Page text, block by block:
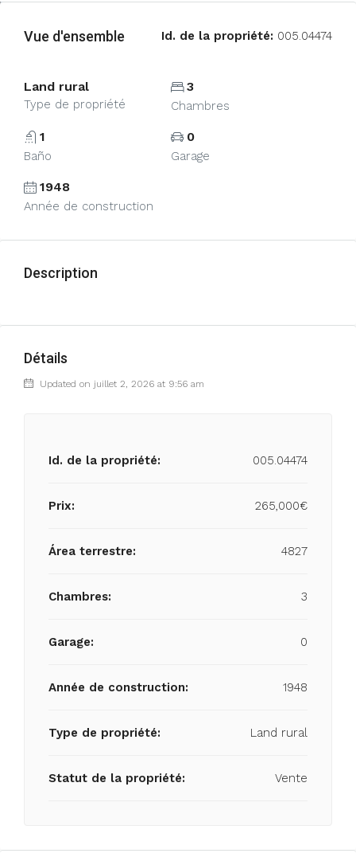
Vue d'ensemble Id. de la propriété: 005.04474
Land rural
Type de propriété
3
Chambres
1
Baño
0
Garage
1948
Année de construction
Description
Détails
Updated on juillet 2, 2026 at 9:56 am
Id. de la propriété: 005.04474
Prix: 265,000€
Área terrestre: 4827
Chambres: 3
Garage: 0
Année de construction: 1948
Type de propriété: Land rural
Statut de la propriété: Vente